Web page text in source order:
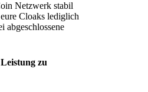
Netzwerk stabil
Cloaks lediglich
abgeschlossene
zu